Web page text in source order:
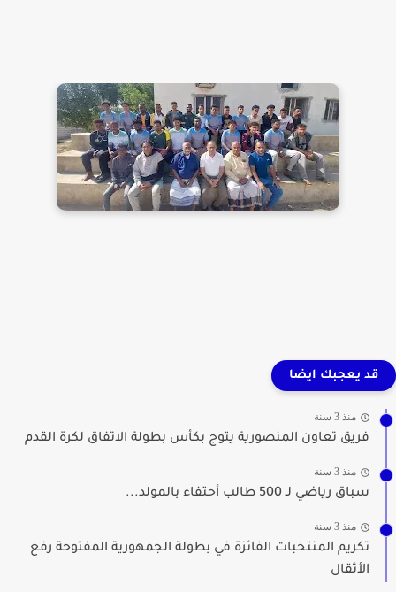
قد يعجبك ايضا
منذ 3 سنة
فريق تعاون المنصورية يتوج بكأس بطولة الاتفاق لكرة القدم
منذ 3 سنة
سباق رياضي لـ 500 طالب أحتفاء بالمولد...
منذ 3 سنة
تكريم المنتخبات الفائزة في بطولة الجمهورية المفتوحة رفع
الأثقال